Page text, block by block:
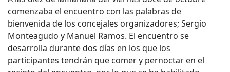
comenzaba el encuentro con las palabras de
bienvenida de los concejales organizadores; Sergio
Monteagudo y Manuel Ramos. El encuentro se
desarrolla durante dos días en los que los
participantes tendrán que comer y pernoctar en el